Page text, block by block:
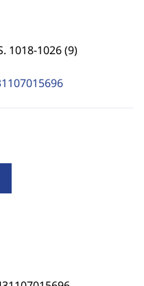
1018-1026 (9)